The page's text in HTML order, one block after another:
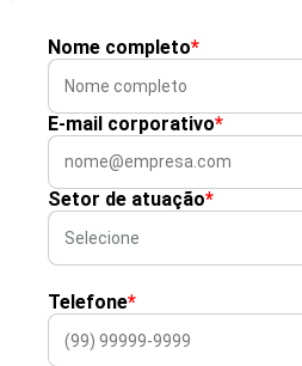
Nome completo*
E-mail corporativo*
Setor de atuação*
Telefone*